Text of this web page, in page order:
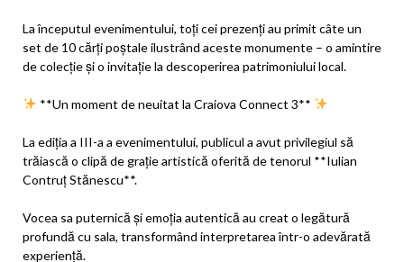
La începutul evenimentului, toți cei prezenți au primit câte un
set de 10 cărți poștale ilustrând aceste monumente – o amintire
de colecție și o invitație la descoperirea patrimoniului local.
**Un moment de neuitat la Craiova Connect 3**
La ediția a III-a a evenimentului, publicul a avut privilegiul să
trăiască o clipă de grație artistică oferită de tenorul **Iulian
Contruț Stănescu**.
Vocea sa puternică și emoția autentică au creat o legătură
profundă cu sala, transformând interpretarea într-o adevărată
experiență.